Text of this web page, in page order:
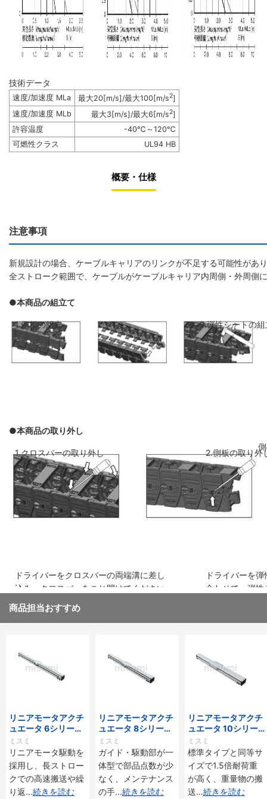
技術データ
速度/加速度 MLa 最大20[m/s]/最大100[m/s2]
速度/加速度 MLb
最大3[m/s]/最大6[m/s2]
許容温度
-40℃～120℃
可燃性クラス
UL94 HB
概要・仕様
注意事項
新規設計の場合、ケーブルキャリアのリンクが不足する可能性が
全ストローク範囲で、ケーブルがケーブルキャリア内周側・外周側
●本商品の組立て
1.側板の組立 2.弾性シートの組
側板のリンクを斜めに前のリンクに差し
込み、はめ込みます
弾性シートを両
ください
●本商品の取り外し
1.クロスバーの取り外し 2.側板の取り外
ドライバーをクロスバーの両端溝に差し
込み、クロスバーをこじ開けてください
ドライバーを
合わせて、弾
商品担当おすすめ
リニアモータアクチ
ュエータ 6シリーズ
標準タイプ インクリ
メンタル・アブソリ
ュート仕様
ミスミ
リニアモータ駆動を
採用し、長ストロー
クでの高速搬送や繰
り返...続きを読む
リニアモータアクチ
ュエータ 8シリーズ
標準タイプ インクリ
メンタル・アブソリ
ュート仕様
ミスミ
ガイド・駆動部が一
体型で部品点数が少
なく、メンテナンス
の手...続きを読む
リニアモータアクチ
ュエータ 10シリー
ズ 標準タイプ 重荷
重 インクリメンタ
ル・アブソリュート
仕様
ミスミ
標準タイプと同等サ
イズで1.5倍耐荷重
が高く、重量物の搬
送...続きを読む